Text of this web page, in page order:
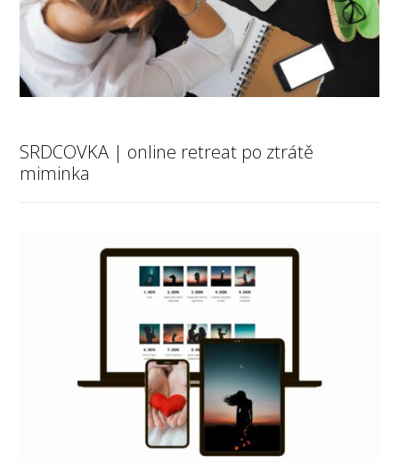
SRDCOVKA | online retreat po ztrátě
miminka